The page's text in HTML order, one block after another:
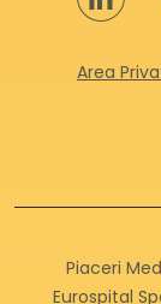
Area
Piaceri
Eurospital